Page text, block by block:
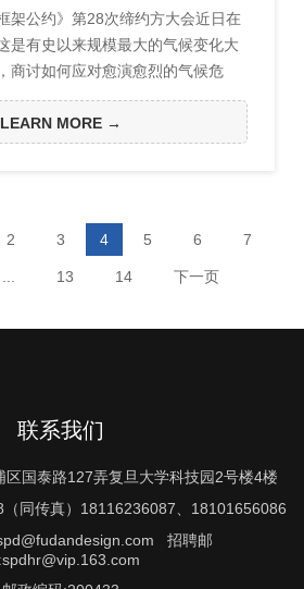
架公约》第28次缔约方大会近日在
是有史以来规模最大的气候变化大
商讨如何应对愈演愈烈的气候危
类活动影响，当前全球25%的陆地
度的退化。预计到2050年，这一比
何充分利用生态系统的潜力，通过
复的固碳现状和潜力等。”牛书丽
LEARN MORE →
2 3 4 5 6 7
13 14 下一页
联系我们
区国泰路127弄复旦大学科技园2号楼4楼
同传真）18116236087、18101656086
招聘邮